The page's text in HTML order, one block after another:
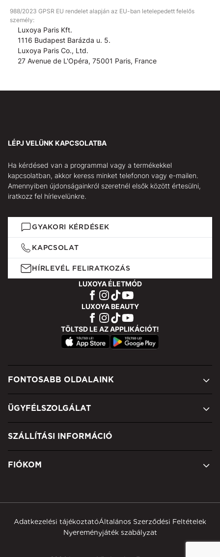
988/2023 GPSR EU rendelet alapján az EU-ban letelepedett felelős
személy:
Luxoya Paris Kft.
1116 Budapest Barázda u. 5.
Luxoya Paris Co., Ltd.
27 Avenue de L'Opéra, 75001 Paris, France
LÉPJ VELÜNK KAPCSOLATBA
Ha kérdésed van a programmal vagy a termékekkel
kapcsolatban, akkor keress minket telefonon vagy e-mailen.
Amennyiben újdonságainkról szeretnél elsők között értesülni,
iratkozz fel hírlevelünkre.
GYAKORI KÉRDÉSEK
KAPCSOLAT
HÍRLEVÉL FELIRATKOZÁS
LUXOYA ÉLETMÓD
LUXOYA BEAUTY
TÖLTSD LE AZ APPLIKÁCIÓT!
FONTOSABB OLDALAINK
ÜGYFÉLSZOLGÁLAT
SZÁLLÍTÁSI INFORMÁCIÓ
FIÓKOM
Adatkezelési tájékoztatóÁltalános Szerződési Feltételek
Nyereményjáték szabályzat